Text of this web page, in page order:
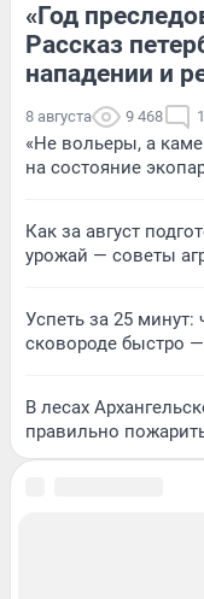
«Год
Рассказ
нападении и
8 августа 9 468
«Не вольеры, а
на состояние
Как за август
урожай — советы
Успеть за 25
сковороде быстро
В лесах
правильно